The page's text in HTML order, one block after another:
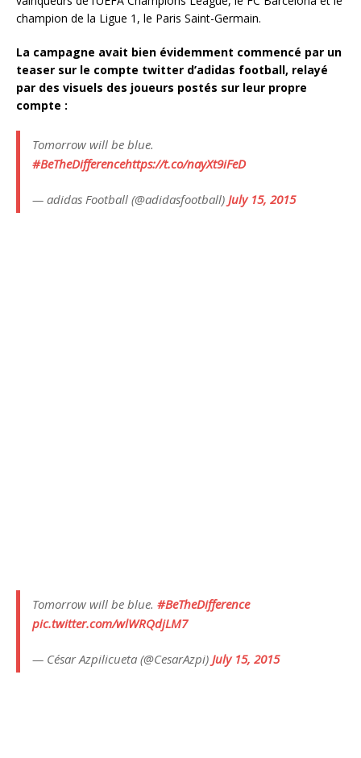
champion de la Ligue 1, le Paris Saint-Germain.
La campagne avait bien évidemment commencé par un
teaser sur le compte twitter d’adidas football, relayé
par des visuels des joueurs postés sur leur propre
compte :
Tomorrow will be blue.
#BeTheDifferencehttps://t.co/nayXt9iFeD
— adidas Football (@adidasfootball) July 15, 2015
Tomorrow will be blue. #BeTheDifference
pic.twitter.com/wlWRQdjLM7
— César Azpilicueta (@CesarAzpi) July 15, 2015